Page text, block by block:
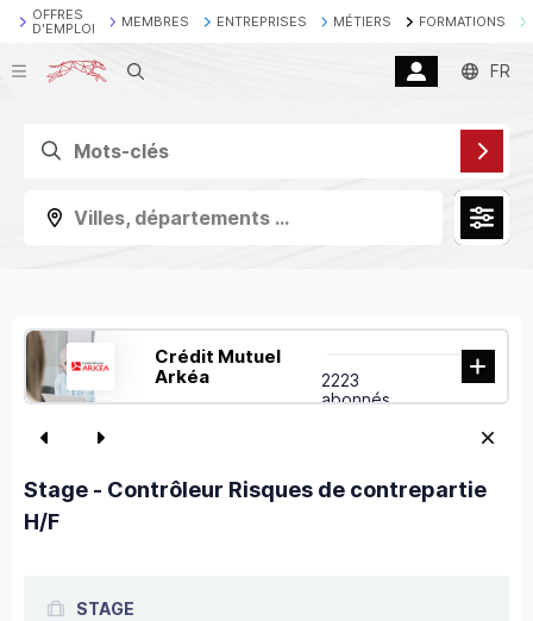
OFFRES
D'EMPLOI
MEMBRES ENTREPRISES MÉTIERS FORMATIONS
Recherche FR
Villes, départements ...
Crédit Mutuel
Arkéa
2223
abonnés
Stage - Contrôleur Risques de contrepartie
H/F
STAGE